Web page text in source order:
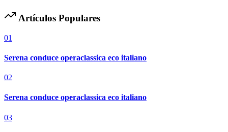
Artículos Populares
01
Serena conduce operaclassica eco italiano
02
Serena conduce operaclassica eco italiano
03